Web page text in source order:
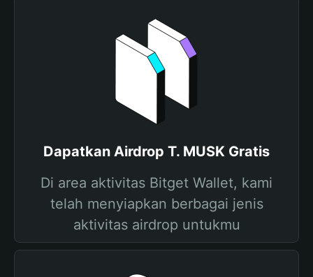
Dapatkan Airdrop T. MUSK Gratis
Di area aktivitas Bitget Wallet, kami
telah menyiapkan berbagai jenis
aktivitas airdrop untukmu